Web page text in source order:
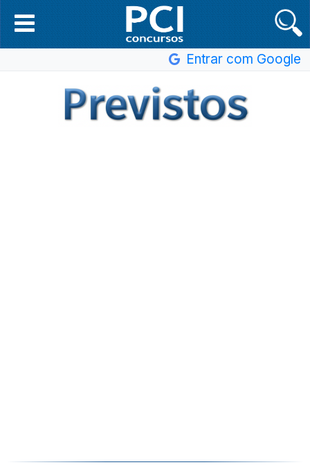
Entrar com Google